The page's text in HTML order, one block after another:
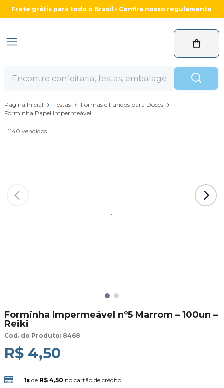
Frete grátis para todo o Brasil - Confira nosso regulamento
Página Inicial Festas
Formas e Fundos para Doces
Forminha Papel Impermeável
1140 vendidos
Forminha Impermeável nº5 Marrom – 100un –
Reiki
Cod. do Produto: 8468
R$ 4,50
1xde R$ 4,50 no cartão de crédito